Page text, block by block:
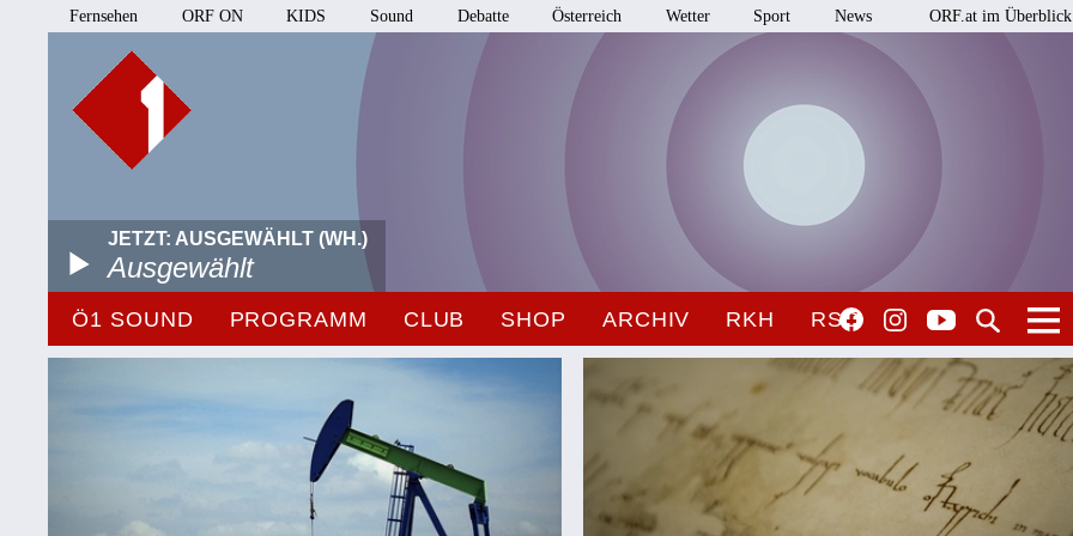
Fernsehen ORF ON KIDS Sound Debatte Österreich Wetter Sport News ORF.at im Überblick
JETZT: AUSGEWÄHLT (WH.)
Ausgewählt
Ö1 SOUND PROGRAMM CLUB SHOP ARCHIV RKH RSO